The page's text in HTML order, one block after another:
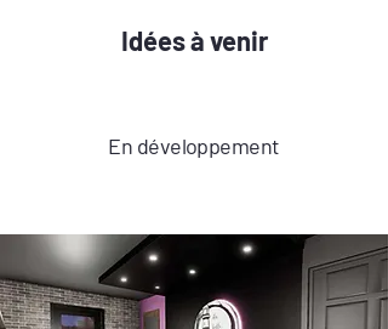
Idées à venir
En développement